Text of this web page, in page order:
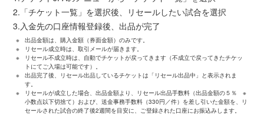
2.「チケット一覧」を選択後、リセールしたい試合を選択
3.入金先の口座情報登録後、出品が完了
※
出品金額は、購入金額（券面金額）のみです。
※
リセール成立時は、取引メールが届きます。
※
リセール不成立時は、自動でチケットが戻ってきます（不成立で戻ってきたチケッ
トにてご入場は可能です）。
※
出品完了後、リセール出品しているチケットは「リセール出品中」と表示されま
す。
※
リセールが成立した場合、出品金額より、リセール出品手数料（出品金額の５％ ※
小数点以下切捨て）および、送金事務手数料（330円／件）を差し引いた金額を、リ
セールされた試合の終了後2週間を目安に、ご登録された口座にお振込みします。